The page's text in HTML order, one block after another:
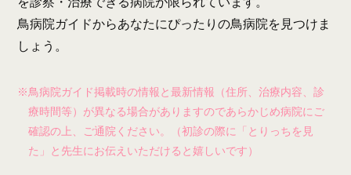
鳥病院ガイドからあなたにぴったりの鳥病院を見つけま
しょう。
※鳥病院ガイド掲載時の情報と最新情報（住所、治療内容、診
療時間等）が異なる場合がありますのであらかじめ病院にご
確認の上、ご通院ください。（初診の際に「とりっちを見
た」と先生にお伝えいただけると嬉しいです）